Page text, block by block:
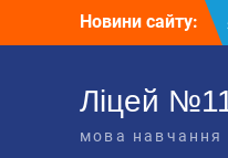
Новини сайту:
Ліцей
мова навчання